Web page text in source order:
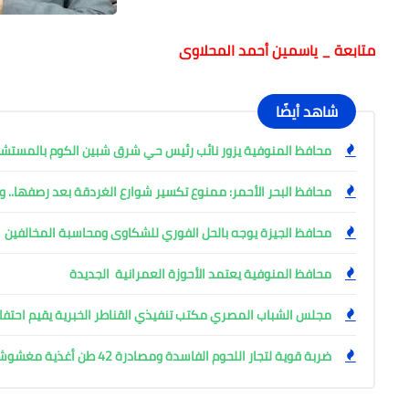
متابعة _ ياسمين أحمد المحلاوى
شاهد أيضًا
محافظ المنوفية يزور نائب رئيس حي شرق شبين الكوم
محافظ البحر الأحمر: ممنوع تكسير شوارع الغردقة بعد رصفها..
محافظ الجيزة يوجه بالحل الفوري للشكاوى ومحاسبة المخالفين
محافظ المنوفية يعتمد الأحوزة العمرانية الجديدة
مجلس الشباب المصري مكتب تنفيذي القناطر الخبرية يقيم
ضربة قوية لتجار اللحوم الفاسدة ومصادرة 42 طن أغذية مغشوشة بالجيزة